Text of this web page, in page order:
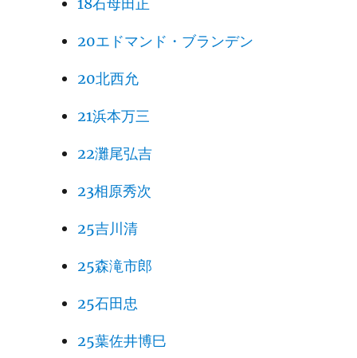
20エドマンド・ブランデン
20北西允
21浜本万三
22灘尾弘吉
23相原秀次
25吉川清
25森滝市郎
25石田忠
25葉佐井博巳